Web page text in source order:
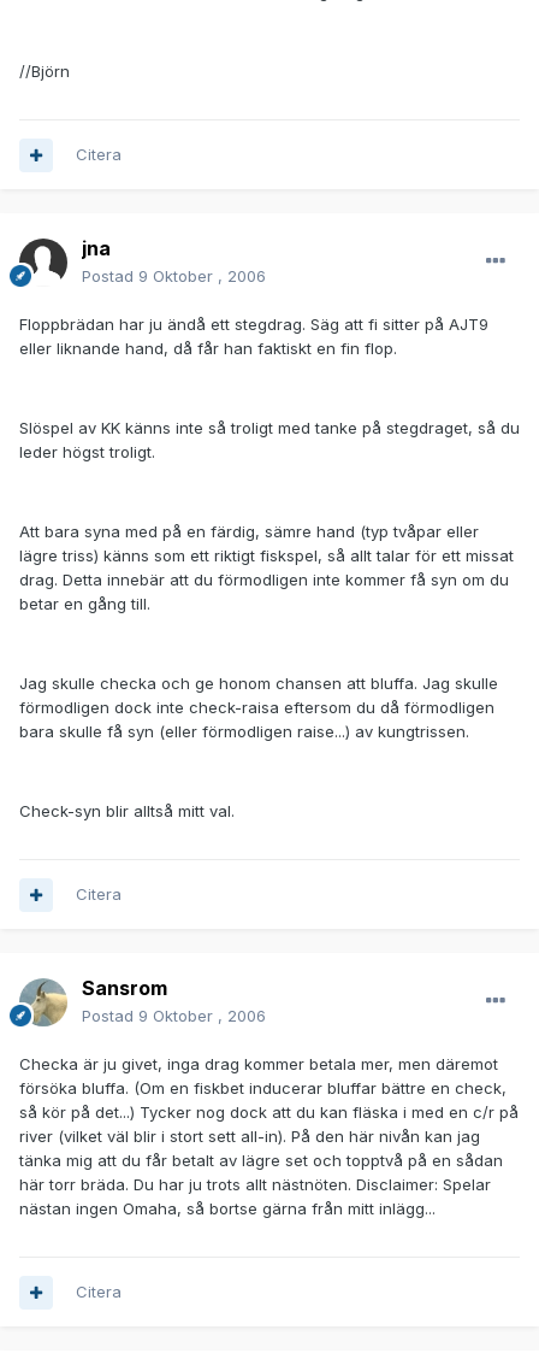
//Björn
Citera
jna
Postad 9 Oktober , 2006
Floppbrädan har ju ändå ett stegdrag. Säg att fi sitter på AJT9
eller liknande hand, då får han faktiskt en fin flop.
Slöspel av KK känns inte så troligt med tanke på stegdraget, så du
leder högst troligt.
Att bara syna med på en färdig, sämre hand (typ tvåpar eller
lägre triss) känns som ett riktigt fiskspel, så allt talar för ett missat
drag. Detta innebär att du förmodligen inte kommer få syn om du
betar en gång till.
Jag skulle checka och ge honom chansen att bluffa. Jag skulle
förmodligen dock inte check-raisa eftersom du då förmodligen
bara skulle få syn (eller förmodligen raise...) av kungtrissen.
Check-syn blir alltså mitt val.
Citera
Sansrom
Postad 9 Oktober , 2006
Checka är ju givet, inga drag kommer betala mer, men däremot
försöka bluffa. (Om en fiskbet inducerar bluffar bättre en check,
så kör på det...) Tycker nog dock att du kan fläska i med en c/r på
river (vilket väl blir i stort sett all-in). På den här nivån kan jag
tänka mig att du får betalt av lägre set och topptvå på en sådan
här torr bräda. Du har ju trots allt nästnöten. Disclaimer: Spelar
nästan ingen Omaha, så bortse gärna från mitt inlägg...
Citera